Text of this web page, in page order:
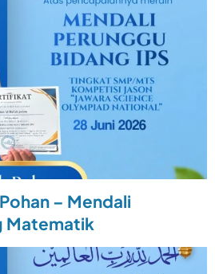
– Mendali
Matematik